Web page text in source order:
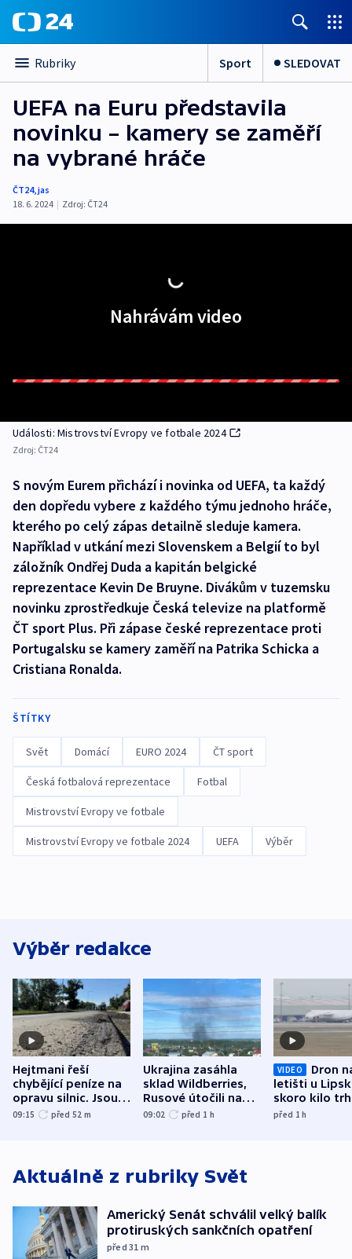
Rubriky Sport SLEDOVAT
UEFA na Euru představila
novinku – kamery se zaměří
na vybrané hráče
ČT24,jas
18. 6. 2024 | Zdroj: ČT24
Nahrávám video
Události: Mistrovství Evropy ve fotbale 2024
Zdroj: ČT24
S novým Eurem přichází i novinka od UEFA, ta každý
den dopředu vybere z každého týmu jednoho hráče,
kterého po celý zápas detailně sleduje kamera.
Například v utkání mezi Slovenskem a Belgií to byl
záložník Ondřej Duda a kapitán belgické
reprezentace Kevin De Bruyne. Divákům v tuzemsku
novinku zprostředkuje Česká televize na platformě
ČT sport Plus. Při zápase české reprezentace proti
Portugalsku se kamery zaměří na Patrika Schicka a
Cristiana Ronalda.
ŠTÍTKY
Svět Domácí EURO 2024 ČT sport
Česká fotbalová reprezentace Fotbal
Mistrovství Evropy ve fotbale
Mistrovství Evropy ve fotbale 2024 UEFA Výběr
Výběr redakce
Hejtmani řeší
chybějící peníze na
opravu silnic. Jsou
nenárokové, namítá
09:15 před 52 m
Ukrajina zasáhla
sklad Wildberries,
Rusové útočili na
trh, hasiče či
09:02 před 1 h
VIDEO
Dron
letišti u
skoro kilo
indicie
před 1h
Aktuálně z rubriky Svět
Americký Senát schválil velký balík
protiruských sankčních opatření
před 31 m